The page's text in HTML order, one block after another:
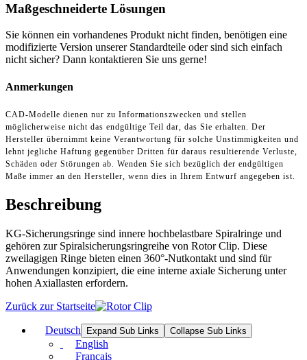
Maßgeschneiderte Lösungen
Sie können ein vorhandenes Produkt nicht finden, benötigen eine
modifizierte Version unserer Standardteile oder sind sich einfach
nicht sicher? Dann kontaktieren Sie uns gerne!
Anmerkungen
CAD-Modelle dienen nur zu Informationszwecken und stellen
möglicherweise nicht das endgültige Teil dar, das Sie erhalten. Der
Hersteller übernimmt keine Verantwortung für solche Unstimmigkeiten und
lehnt jegliche Haftung gegenüber Dritten für daraus resultierende Verluste,
Schäden oder Störungen ab. Wenden Sie sich bezüglich der endgültigen
Maße immer an den Hersteller, wenn dies in Ihrem Entwurf angegeben ist.
Beschreibung
KG-Sicherungsringe sind innere hochbelastbare Spiralringe und
gehören zur Spiralsicherungsringreihe von Rotor Clip. Diese
zweilagigen Ringe bieten einen 360°-Nutkontakt und sind für
Anwendungen konzipiert, die eine interne axiale Sicherung unter
hohen Axiallasten erfordern.
Zurück zur Startseite
Deutsch Expand Sub Links Collapse Sub Links
English
Français